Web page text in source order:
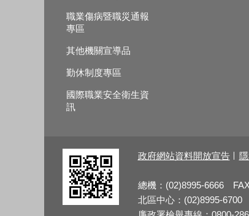
職業傷病暨職災通報
專區
其他機關宣導品
勤休制度專區
國際職業安全衛生資
訊
政府網站資料開放宣告
總機：(02)8995-6666
北區中心：(02)8995-